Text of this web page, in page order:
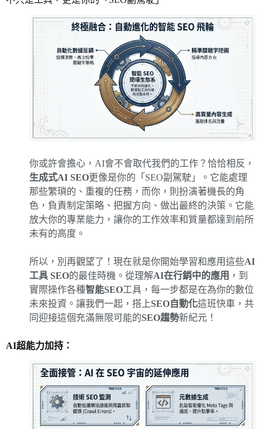
你或許會擔心，AI會不會取代我們的工作？恰恰相反，
生成式AI SEO更像是你的「SEO副駕駛」。它能處理
那些繁瑣的、重複的任務，而你，則扮演著機長的角
色，負責制定策略、把握方向、做出最終的決策。它能
放大你的專業能力，讓你的工作效率和質量都達到前所
未有的高度。
所以，別再觀望了！現在就是你開始學習和應用這些AI
工具 SEO的最佳時機。從理解AI在行銷中的應用 ，到
實際操作各種智能SEO工具，每一步都是在為你的數位
未來投資。讓我們一起，搭上SEO自動化這班快車，共
同迎接這個充滿無限可能的SEO趨勢新紀元！
AI超能力加持：